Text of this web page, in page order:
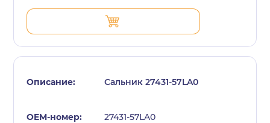
Сальник 27431-57LA0
27431-57LA0